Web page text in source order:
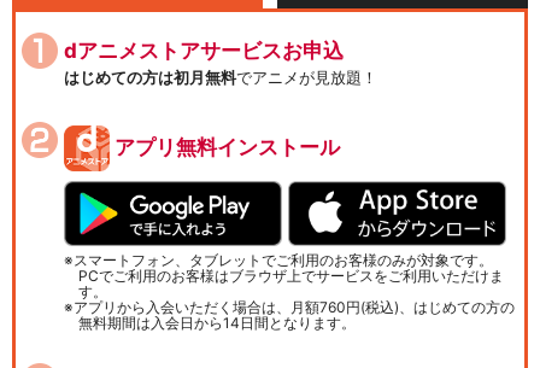
dアニメストアサービスお申込
はじめての方は初月無料でアニメが見放題！
アプリ無料インストール
スマートフォン、タブレットでご利用のお客様のみが対象です。
PCでご利用のお客様はブラウザ上でサービスをご利用いただけま
す。
アプリから入会いただく場合は、月額760円(税込)、はじめての方の
無料期間は入会日から14日間となります。